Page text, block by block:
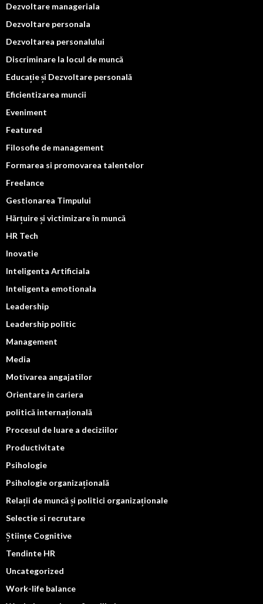
Dezvoltare manageriala
Dezvoltare personala
Dezvoltarea personalului
Discriminare la locul de muncă
Educație și Dezvoltare personală
Eficientizarea muncii
Eveniment
Featured
Filosofie de management
Formarea si promovarea talentelor
Freelance
Gestionarea Timpului
Hărțuire și victimizare în muncă
HR Tech
Inovatie
Inteligenta Artificiala
Inteligenta emotionala
Leadership
Leadership politic
Management
Media
Motivarea angajatilor
Orientare in cariera
politică internațională
Procesul de luare a deciziilor
Productivitate
Psihologie
Psihologie organizațională
Relații de muncă și politici organizaționale
Selectie si recrutare
Științe Cognitive
Tendinte HR
Uncategorized
Work-life balance